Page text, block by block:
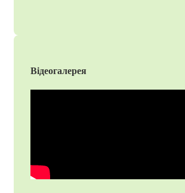
Відеогалерея